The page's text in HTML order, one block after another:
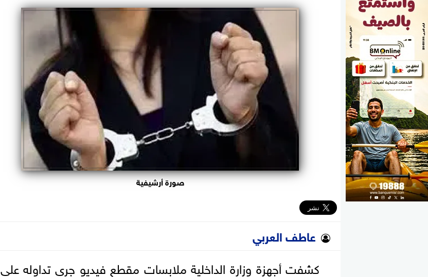
صورة أرشيفية
عاطف العربي
كشفت أجهزة وزارة الداخلية ملابسات مقطع فيديو جرى تداوله على